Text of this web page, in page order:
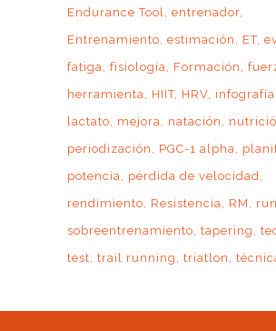
Endurance Tool entrenador
Entrenamiento estimación ET
fatiga fisiología Formación
herramienta
HIIT HRV infografía
lactato
mejora natación
periodización
PGC-1 alpha
potencia
pérdida de velocidad
rendimiento
Resistencia RM
sobreentrenamiento tapering
test trail running triatlon